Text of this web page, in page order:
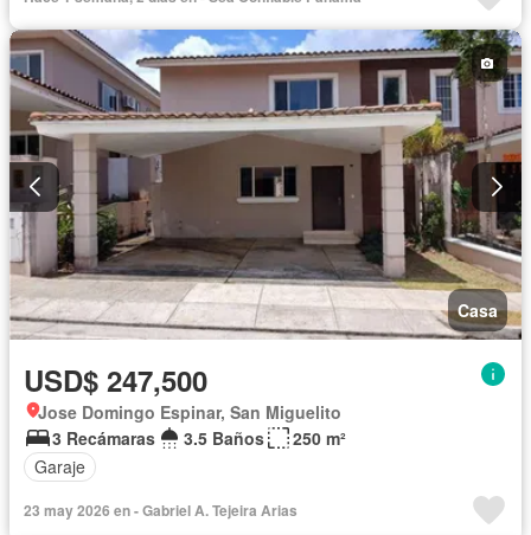
Patio
Casa
USD$ 247,500
Jose Domingo Espinar, San Miguelito
3 Recámaras
3.5 Baños
250 m²
Garaje
23 may 2026 en - Gabriel A. Tejeira Arias